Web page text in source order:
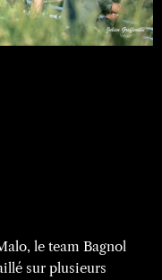
le team Bagnol
sur plusieurs